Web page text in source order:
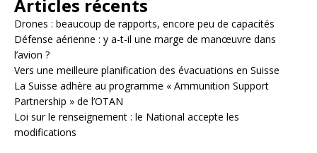
Articles récents
Drones : beaucoup de rapports, encore peu de capacités
Défense aérienne : y a-t-il une marge de manœuvre dans
l’avion ?
Vers une meilleure planification des évacuations en Suisse
La Suisse adhère au programme « Ammunition Support
Partnership » de l’OTAN
Loi sur le renseignement : le National accepte les
modifications